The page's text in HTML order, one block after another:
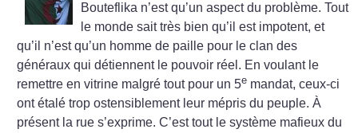
Bouteflika n’est qu’un aspect du problème. Tout
le monde sait très bien qu’il est impotent, et
qu’il n’est qu’un homme de paille pour le clan des
généraux qui détiennent le pouvoir réel. En voulant le
remettre en vitrine malgré tout pour un 5e mandat, ceux-ci
ont étalé trop ostensiblement leur mépris du peuple. À
présent la rue s’exprime. C’est tout le système mafieux du